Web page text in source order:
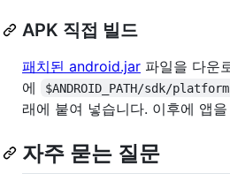
APK 직접 빌드
패치된 android.jar 파일을 다운
에
$ANDROID_PATH/sdk/
래에 붙여 넣습니다. 이후에 앱
자주 묻는 질문